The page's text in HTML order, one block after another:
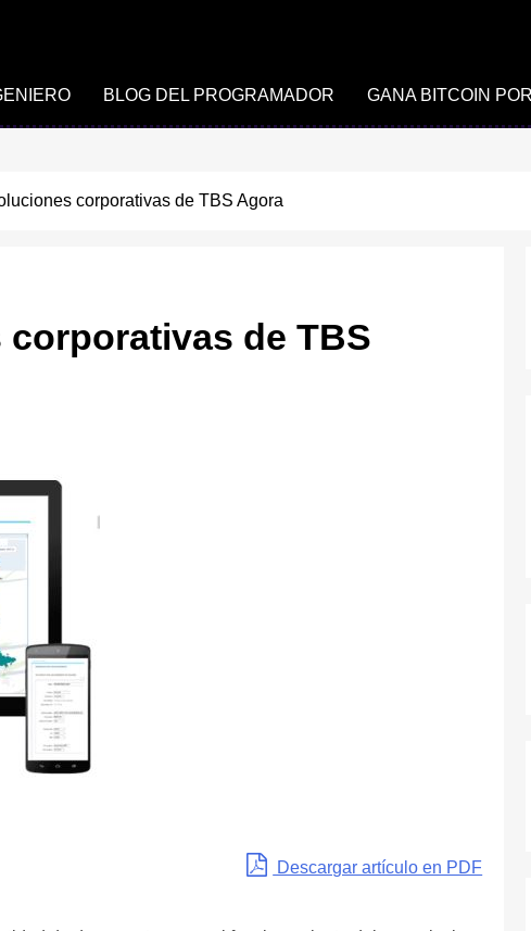
BLOG DEL PROGRAMADOR GANA BITCOIN
corporativas de TBS Agora
de TBS
Descargar artículo en PDF